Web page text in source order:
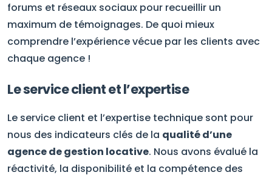
forums et réseaux sociaux pour recueillir un
maximum de témoignages. De quoi mieux
comprendre l’expérience vécue par les clients avec
chaque agence !
Le service client et l’expertise
Le service client et l’expertise technique sont pour
nous des indicateurs clés de la qualité d’une
agence de gestion locative. Nous avons évalué la
réactivité, la disponibilité et la compétence des